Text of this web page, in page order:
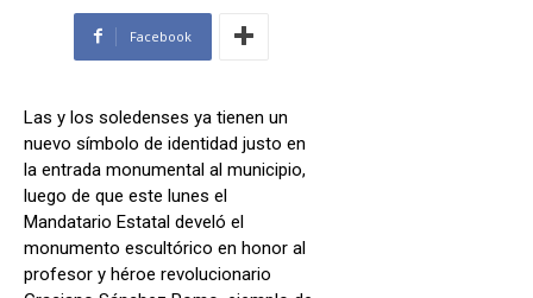
Facebook
Las y los soledenses ya tienen un
nuevo símbolo de identidad justo en
la entrada monumental al municipio,
luego de que este lunes el
Mandatario Estatal develó el
monumento escultórico en honor al
profesor y héroe revolucionario